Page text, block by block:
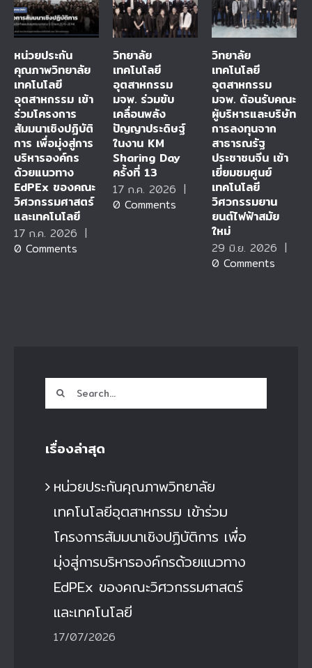
หน่วยประกัน
คุณภาพวิทยาลัย
เทคโนโลยี
อุตสาหกรรม เข้า
ร่วมโครงการ
สัมมนาเชิงปฏิบัติ
การ เพื่อมุ่งสู่การ
บริหารองค์กร
ด้วยแนวทาง
EdPEx ของคณะ
วิศวกรรมศาสตร์
และเทคโนโลยี
17 ก.ค. 2026 |
0 Comments
วิทยาลัย
เทคโนโลยี
อุตสาหกรรม
มจพ. ร่วมขับ
เคลื่อนพลัง
ปัญญาประดิษฐ์
ในงาน KM
Sharing Day
ครั้งที่ 13
17 ก.ค. 2026 |
0 Comments
วิทยาลัย
เทคโนโลยี
อุตสาหกรรม
มจพ. ต้อนรับคณะ
ผู้บริหารและบริษัท
การลงทุนจาก
สาธารณรัฐ
ประชาชนจีน เข้า
เยี่ยมชมศูนย์
เทคโนโลยี
วิศวกรรมยาน
ยนต์ไฟฟ้าสมัย
ใหม่
29 มิ.ย. 2026 |
0 Comments
Search
for:
เรื่องล่าสุด
หน่วยประกันคุณภาพวิทยาลัย
เทคโนโลยีอุตสาหกรรม เข้าร่วม
โครงการสัมมนาเชิงปฏิบัติการ เพื่อ
มุ่งสู่การบริหารองค์กรด้วยแนวทาง
EdPEx ของคณะวิศวกรรมศาสตร์
และเทคโนโลยี
17/07/2026